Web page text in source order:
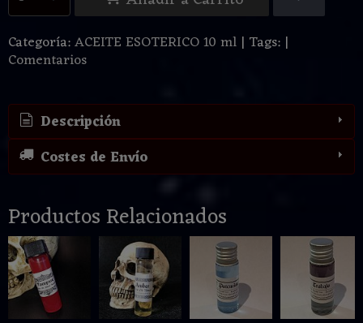
Categoría:ACEITE ESOTERICO 10 ml | Tags: |
Comentarios
Descripción
Costes de Envío
Productos Relacionados